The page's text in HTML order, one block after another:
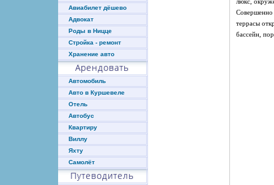
Авиабилет дёшево
Адвокат
Роды в Ницце
Стройка - ремонт
Хранение авто
Арендовать
Автомобиль
Авто в Куршевеле
Отель
Автобус
Квартиру
Виллу
Яхту
Самолёт
Путеводитель
Совершенно
террасы
бассейн,